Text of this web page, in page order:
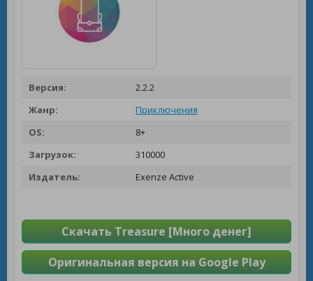
Версия:
2.2.2
Жанр:
Приключения
OS:
8+
Загрузок:
310000
Издатель:
Exenze Active
Скачать Treasure [Много денег]
Оригинальная версия на Google Play